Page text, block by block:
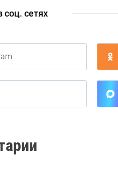
соц. сетях